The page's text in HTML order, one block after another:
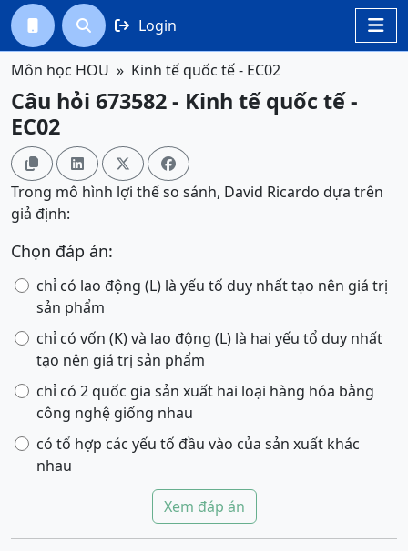

  Login
Môn học HOU Kinh tế quốc tế - EC02
Câu hỏi 673582 - Kinh tế quốc tế -
EC02
   
Trong mô hình lợi thế so sánh, David Ricardo dựa trên
giả định:
Chọn đáp án:
chỉ có lao động (L) là yếu tố duy nhất tạo nên giá trị
sản phẩm
chỉ có vốn (K) và lao động (L) là hai yếu tổ duy nhất
tạo nên giá trị sản phẩm
chỉ có 2 quốc gia sản xuất hai loại hàng hóa bằng
công nghệ giống nhau
có tổ hợp các yếu tố đầu vào của sản xuất khác
nhau
Xem đáp án